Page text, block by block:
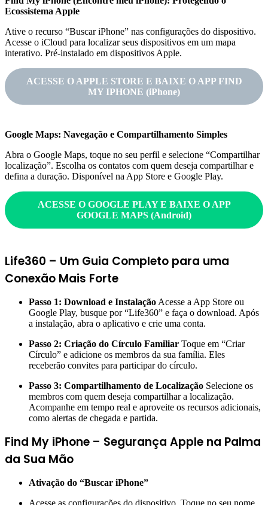
Ecossistema Apple
Ative o recurso “Buscar iPhone” nas configurações do dispositivo.
Acesse o iCloud para localizar seus dispositivos em um mapa
interativo. Pré-instalado em dispositivos Apple.
ACESSE O APPLE STORE E BAIXE O APP FIND
MY IPHONE (iPhone)
Google Maps: Navegação e Compartilhamento Simples
Abra o Google Maps, toque no seu perfil e selecione “Compartilhar
localização”. Escolha os contatos com quem deseja compartilhar e
defina a duração. Disponível na App Store e Google Play.
ACESSE O GOOGLE PLAY E BAIXE O APP
GOOGLE MAPS (Android)
Life360 – Um Guia Completo para uma
Conexão Mais Forte
Passo 1: Download e Instalação Acesse a App Store ou
Google Play, busque por “Life360” e faça o download. Após
a instalação, abra o aplicativo e crie uma conta.
Passo 2: Criação do Círculo Familiar Toque em “Criar
Círculo” e adicione os membros da sua família. Eles
receberão convites para participar do círculo.
Passo 3: Compartilhamento de Localização Selecione os
membros com quem deseja compartilhar a localização.
Acompanhe em tempo real e aproveite os recursos adicionais,
como alertas de chegada e partida.
Find My iPhone – Segurança Apple na Palma
da Sua Mão
Ativação do “Buscar iPhone”